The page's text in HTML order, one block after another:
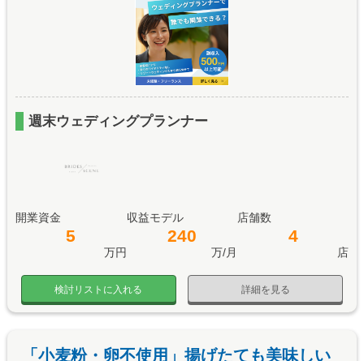
週末ウェディングプランナー
開業資金
5
万円
収益モデル
240
万/月
店舗数
4
店
詳細を見る
検討リストに入れる
「小麦粉・卵不使用」揚げたても美味しい